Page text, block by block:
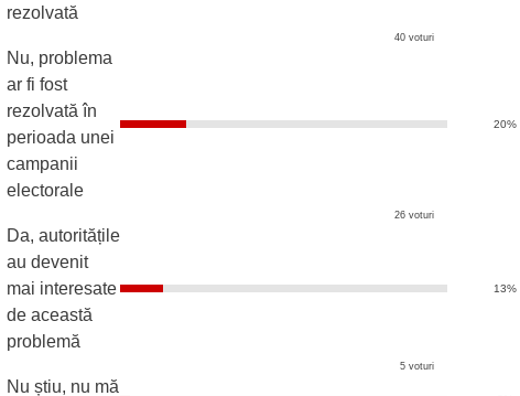
rezolvată
40 voturi
Nu, problema
ar fi fost
rezolvată în
perioada unei
campanii
electorale
20%
26 voturi
Da, autoritățile
au devenit
mai interesate
de această
problemă
13%
5 voturi
Nu știu, nu mă